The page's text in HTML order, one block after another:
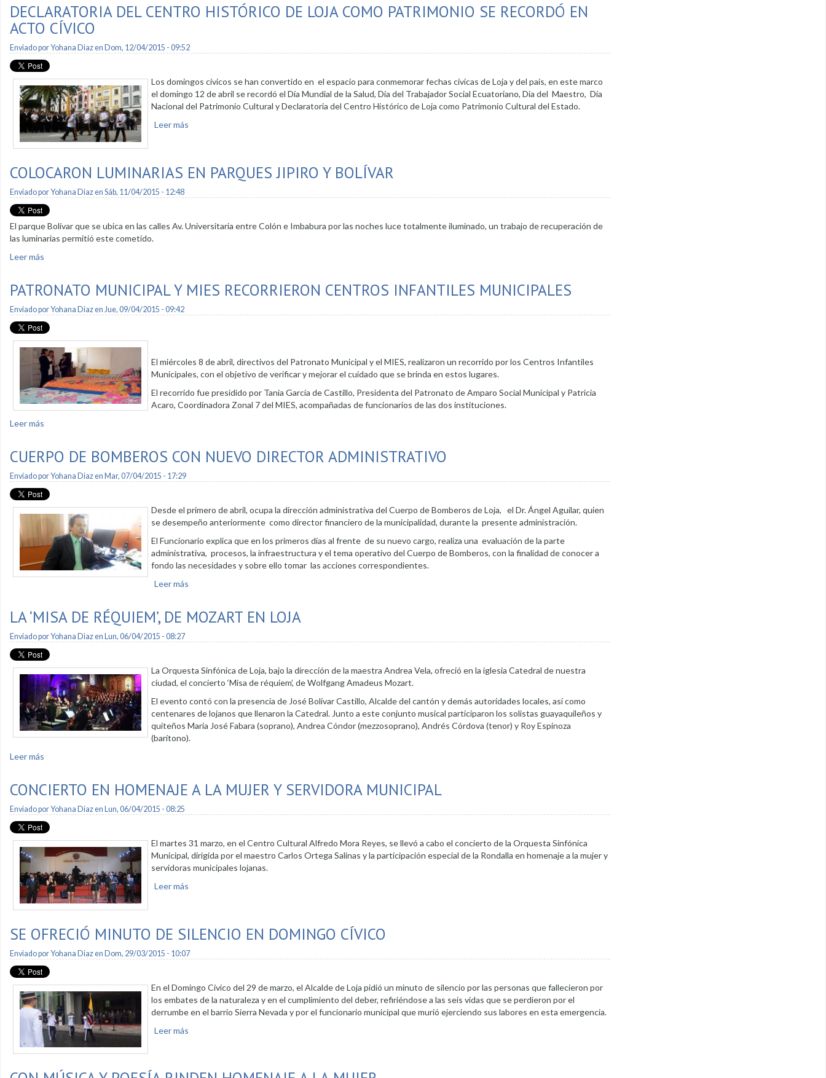
DECLARATORIA DEL CENTRO HISTÓRICO DE LOJA COMO PATRIMONIO SE RECORDÓ EN
ACTO CÍVICO
Enviado porYohana Diazen Dom, 12/04/2015 - 09:52
Los domingos cívicos se han convertido en el espacio para conmemorar fechas cívicas de Loja y del país, en este marco
el domingo 12 de abril se recordó el Día Mundial de la Salud, Día del Trabajador Social Ecuatoriano, Día del Maestro, Día
Nacional del Patrimonio Cultural y Declaratoria del Centro Histórico de Loja como Patrimonio Cultural del Estado.
Leer más
COLOCARON LUMINARIAS EN PARQUES JIPIRO Y BOLÍVAR
Enviado porYohana Diazen Sáb, 11/04/2015 - 12:48
El parque Bolívar que se ubica en las calles Av. Universitaria entre Colón e Imbabura por las noches luce totalmente iluminado, un trabajo de recuperación de
las luminarias permitió este cometido.
Leer más
PATRONATO MUNICIPAL Y MIES RECORRIERON CENTROS INFANTILES MUNICIPALES
Enviado porYohana Diazen Jue, 09/04/2015 - 09:42
El miércoles 8 de abril, directivos del Patronato Municipal y el MIES, realizaron un recorrido por los Centros Infantiles
Municipales, con el objetivo de verificar y mejorar el cuidado que se brinda en estos lugares.
El recorrido fue presidido por Tania García de Castillo, Presidenta del Patronato de Amparo Social Municipal y Patricia
Acaro, Coordinadora Zonal 7 del MIES, acompañadas de funcionarios de las dos instituciones.
Leer más
CUERPO DE BOMBEROS CON NUEVO DIRECTOR ADMINISTRATIVO
Enviado porYohana Diazen Mar, 07/04/2015 - 17:29
Desde el primero de abril, ocupa la dirección administrativa del Cuerpo de Bomberos de Loja, el Dr. Ángel Aguilar, quien
se desempeño anteriormente como director financiero de la municipalidad, durante la presente administración.
El Funcionario explica que en los primeros días al frente de su nuevo cargo, realiza una evaluación de la parte
administrativa, procesos, la infraestructura y el tema operativo del Cuerpo de Bomberos, con la finalidad de conocer a
fondo las necesidades y sobre ello tomar las acciones correspondientes.
Leer más
LA ‘MISA DE RÉQUIEM’, DE MOZART EN LOJA
Enviado porYohana Diazen Lun, 06/04/2015 - 08:27
La Orquesta Sinfónica de Loja, bajo la dirección de la maestra Andrea Vela, ofreció en la iglesia Catedral de nuestra
ciudad, el concierto ‘Misa de réquiem’, de Wolfgang Amadeus Mozart.
El evento contó con la presencia de José Bolívar Castillo, Alcalde del cantón y demás autoridades locales, así como
centenares de lojanos que llenaron la Catedral. Junto a este conjunto musical participaron los solistas guayaquileños y
quiteños María José Fabara (soprano), Andrea Cóndor (mezzosoprano), Andrés Córdova (tenor) y Roy Espinoza
(barítono).
Leer más
CONCIERTO EN HOMENAJE A LA MUJER Y SERVIDORA MUNICIPAL
Enviado porYohana Diazen Lun, 06/04/2015 - 08:25
El martes 31 marzo, en el Centro Cultural Alfredo Mora Reyes, se llevó a cabo el concierto de la Orquesta Sinfónica
Municipal, dirigida por el maestro Carlos Ortega Salinas y la participación especial de la Rondalla en homenaje a la mujer y
servidoras municipales lojanas.
Leer más
SE OFRECIÓ MINUTO DE SILENCIO EN DOMINGO CÍVICO
Enviado porYohana Diazen Dom, 29/03/2015 - 10:07
En el Domingo Cívico del 29 de marzo, el Alcalde de Loja pidió un minuto de silencio por las personas que fallecieron por
los embates de la naturaleza y en el cumplimiento del deber, refiriéndose a las seis vidas que se perdieron por el
derrumbe en el barrio Sierra Nevada y por el funcionario municipal que murió ejerciendo sus labores en esta emergencia.
Leer más